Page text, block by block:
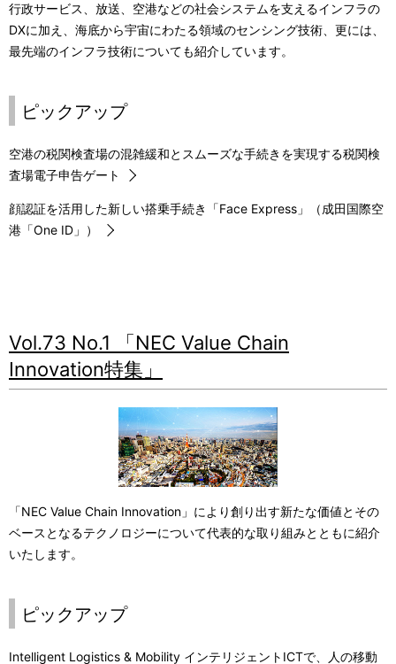
行政サービス、放送、空港などの社会システムを支えるインフラの
DXに加え、海底から宇宙にわたる領域のセンシング技術、更には、
最先端のインフラ技術についても紹介しています。
ピックアップ
空港の税関検査場の混雑緩和とスムーズな手続きを実現する税関検
査場電子申告ゲート
顔認証を活用した新しい搭乗手続き「Face Express」（成田国際空
港「One ID」）
Vol.73 No.1 「NEC Value Chain
Innovation特集」
「NEC Value Chain Innovation」により創り出す新たな価値とその
ベースとなるテクノロジーについて代表的な取り組みとともに紹介
いたします。
ピックアップ
Intelligent Logistics & Mobility インテリジェントICTで、人の移動